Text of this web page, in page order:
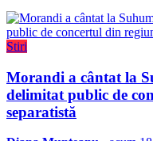
Stiri
Morandi a cântat la
delimitat public de
separatistă